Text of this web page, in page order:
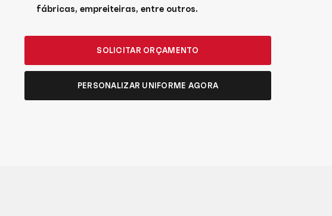
fábricas, empreiteiras, entre outros.
SOLICITAR ORÇAMENTO
PERSONALIZAR UNIFORME AGORA